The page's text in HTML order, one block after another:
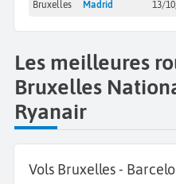
Bruxelles Madrid 13/
Les meilleures
Bruxelles
Ryanair
Vols Bruxelles -